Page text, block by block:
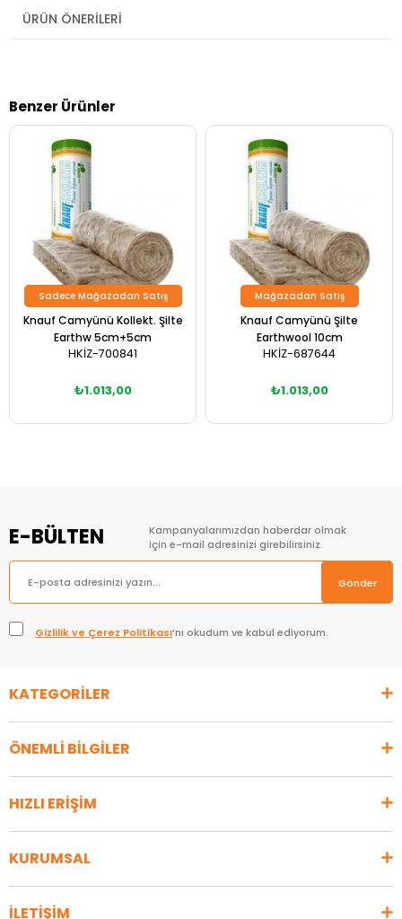
ÜRÜN ÖNERILERI
Benzer Ürünler
Knauf Camyünü Kollekt. Şilte
Earthw 5cm+5cm
HKİZ-700841
₺1.013,00
Sadece Mağazadan Satış
Knauf Camyünü Şilte
Earthwool 10cm
HKİZ-687644
₺1.013,00
Mağazadan Satış
E-BÜLTEN
Kampanyalarımızdan haberdar olmak
için e-mail adresinizi girebilirsiniz.
Gönder
Gizlilik ve Çerez Politikası’nı okudum ve kabul ediyorum.
KATEGORİLER
ÖNEMLİ BİLGİLER
HIZLI ERİŞİM
KURUMSAL
İLETİŞİM